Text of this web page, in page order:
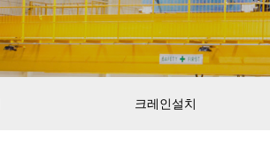
크레인설치